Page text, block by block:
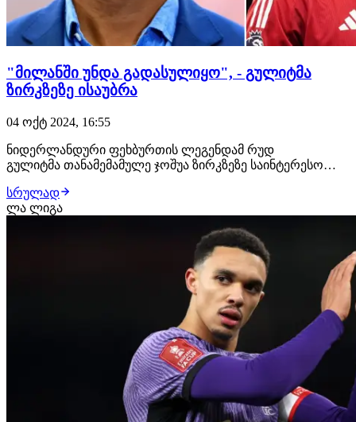
"მილანში უნდა გადასულიყო", - გულიტმა
ზირკზეზე ისაუბრა
04 ოქტ 2024, 16:55
ნიდერლანდური ფეხბურთის ლეგენდამ რუდ
გულიტმა თანამემამულე ჯოშუა ზირკზეზე საინტერესო
მანჩესტერში წასვლა, შეიძლება ითქვას, რომ შეცდომა
იყო. სერია ა-ში თამაშის კარგი გამოცდილება ჰქონდა და
ისეთი ტოპ კლუბი როგორიც მილანია, მის განვითარ…
სრულად
ლა ლიგა